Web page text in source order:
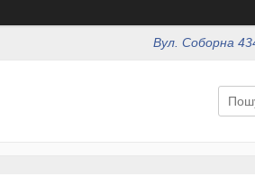
Вул. Соборна